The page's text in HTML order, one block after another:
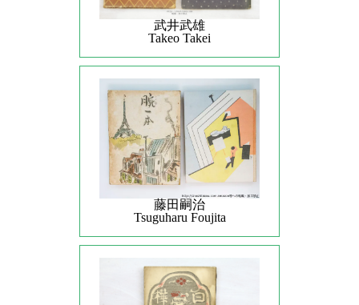
武井武雄
Takeo Takei
藤田嗣治
Tsuguharu Foujita